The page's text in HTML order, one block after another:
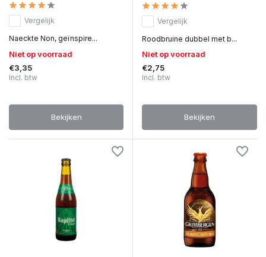
Vergelijk
Naeckte Non, geïnspire...
Niet op voorraad
€3,35
Incl. btw
Bekijken
Vergelijk
Roodbruine dubbel met b...
Niet op voorraad
€2,75
Incl. btw
Bekijken